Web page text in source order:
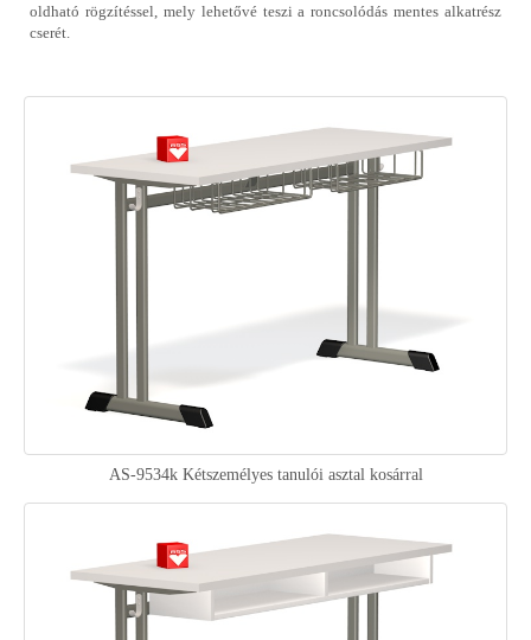
oldható rögzítéssel, mely lehetővé teszi a roncsolódás mentes alkatrész
cserét.
AS-9534k Kétszemélyes tanulói asztal kosárral